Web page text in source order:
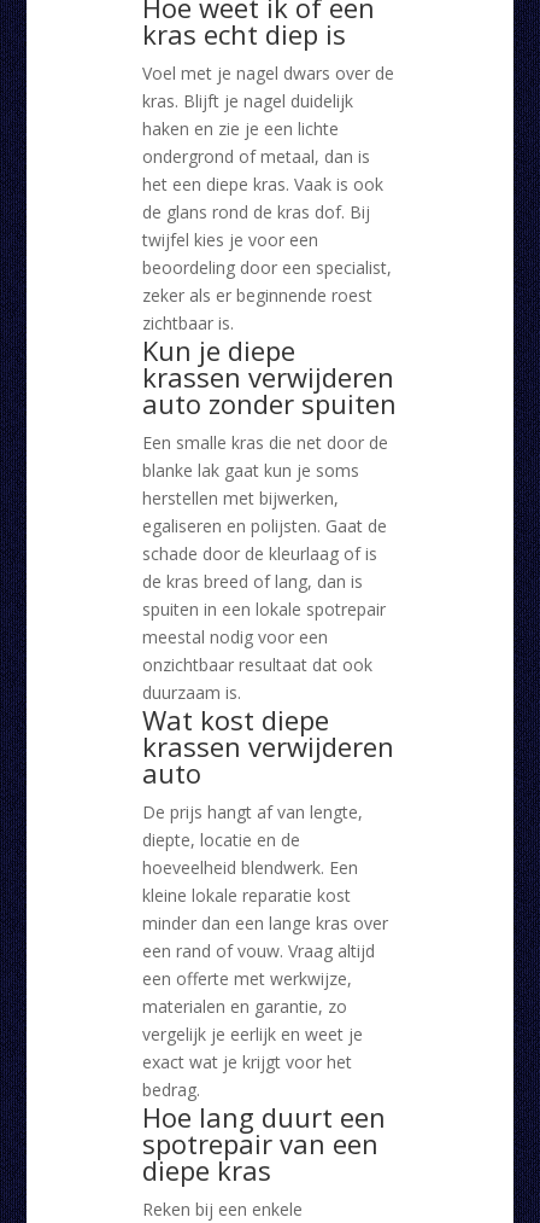
Hoe weet ik of een
kras echt diep is
Voel met je nagel dwars over de
kras. Blijft je nagel duidelijk
haken en zie je een lichte
ondergrond of metaal, dan is
het een diepe kras. Vaak is ook
de glans rond de kras dof. Bij
twijfel kies je voor een
beoordeling door een specialist,
zeker als er beginnende roest
zichtbaar is.
Kun je diepe
krassen verwijderen
auto zonder spuiten
Een smalle kras die net door de
blanke lak gaat kun je soms
herstellen met bijwerken,
egaliseren en polijsten. Gaat de
schade door de kleurlaag of is
de kras breed of lang, dan is
spuiten in een lokale spotrepair
meestal nodig voor een
onzichtbaar resultaat dat ook
duurzaam is.
Wat kost diepe
krassen verwijderen
auto
De prijs hangt af van lengte,
diepte, locatie en de
hoeveelheid blendwerk. Een
kleine lokale reparatie kost
minder dan een lange kras over
een rand of vouw. Vraag altijd
een offerte met werkwijze,
materialen en garantie, zo
vergelijk je eerlijk en weet je
exact wat je krijgt voor het
bedrag.
Hoe lang duurt een
spotrepair van een
diepe kras
Reken bij een enkele